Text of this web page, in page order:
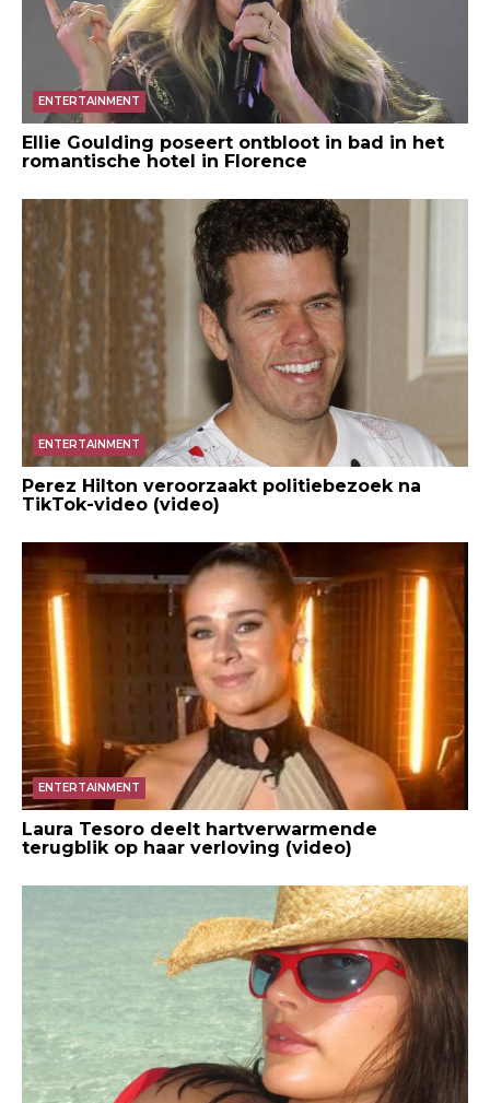
ENTERTAINMENT
Ellie Goulding poseert ontbloot in bad in het
romantische hotel in Florence
ENTERTAINMENT
Perez Hilton veroorzaakt politiebezoek na
TikTok-video (video)
ENTERTAINMENT
Laura Tesoro deelt hartverwarmende
terugblik op haar verloving (video)